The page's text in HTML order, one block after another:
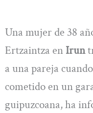
Una mujer de 38
Ertzaintza en Irun
a una pareja
cometido en un
guipuzcoana, ha